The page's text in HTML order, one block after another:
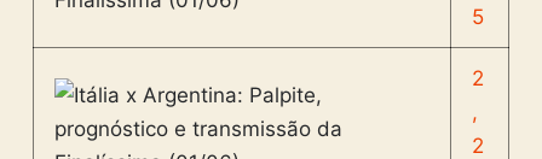
5
2
,
2